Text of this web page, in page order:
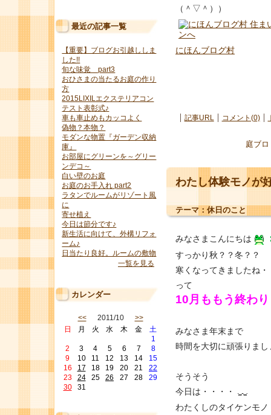
（＾▽＾））
にほんブログ村
記事URL コメント(0)
庭ブ
わたし体験モノが
テーマ： 休日のこと
みなさまこんにちは
すっかり秋？？冬？？
寒くなってきましたね・
って
10月ももう終わり
みなさま年末まで
時間を大切に頑張りま
そうそう
今日は・・・・
わたくしのタイケンモノ
最近の記事一覧
【重要】ブログお引越ししま
した!!
旬な味覚 part3
おひさまの当たるお庭の作り
方
2015LIXILエクステリアコン
テスト表彰式♪
車も車止めもカッコよく
偽物？本物？
モダンな物置『ガーデン収納
庫』
お部屋にグリーンを～グリー
ンデコ～
白い壁のお庭
お庭のお手入れ part2
ラタンでルームがリゾート風
に
寄せ植え
今日は節分です♪
新生活に向けて、外構リフォ
ーム♪
日当たり良好。ルームの敷物
一覧を見る
カレンダー
<<2011/10 >>
日
月 火 水 木 金
土
1
2
3 4 5 6 7
8
9
10 11 12 13 14
15
16
17 18 19 20 21
22
23
24 25 26 27 28
29
30
31